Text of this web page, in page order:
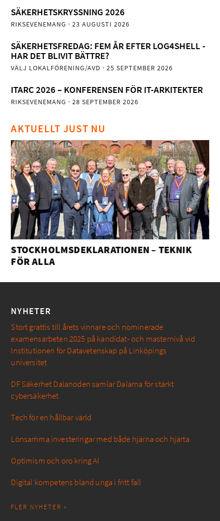
SÄKERHETSKRYSSNING 2026
RIKSEVENEMANG · 23 AUGUSTI 2026
SÄKERHETSFREDAG: FEM ÅR EFTER LOG4SHELL -
HAR DET BLIVIT BÄTTRE?
VÄLJ LOKALFÖRENING/AVD · 25 SEPTEMBER 2026
ITARC 2026 – KONFERENSEN FÖR IT-ARKITEKTER
RIKSEVENEMANG · 28 SEPTEMBER 2026
AKTUELLT JUST NU
STOCKHOLMSDEKLARATIONEN – TEKNIK
FÖR ALLA
NYHETER
Stort grattis till årets vinnare och nominerade
examensarbeten 2025 på kandidat- och masternivå vid
Institutionen för Datavetenskap på Linköpings
universitet
DF Säkerhet Dalanoden samlar Dalarna för stärkt
cybersäkerhet
Tech för en hållbar värld
Lönsamma investeringar med både hjärna och hjärta
Optimism och oro kring AI
Digital kompetens bland unga i fritt fall
FLER NYHETER »